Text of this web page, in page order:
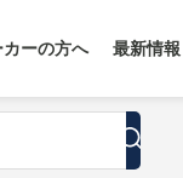
ーの方へ 最新情報